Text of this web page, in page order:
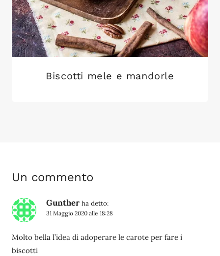
Biscotti mele e mandorle
Un commento
Gunther ha detto:
31 Maggio 2020 alle 18:28
Molto bella l’idea di adoperare le carote per fare i
biscotti